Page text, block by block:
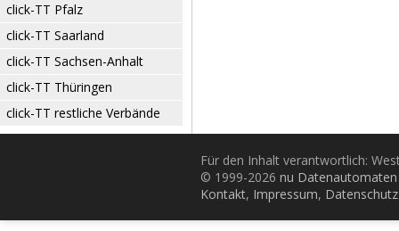
click-TT Pfalz
click-TT Saarland
click-TT Sachsen-Anhalt
click-TT Thüringen
click-TT restliche Verbände
Für den Inhalt verantwortlich:
© 1999-2026 nu
Kontakt, Impressum, Datenschutz